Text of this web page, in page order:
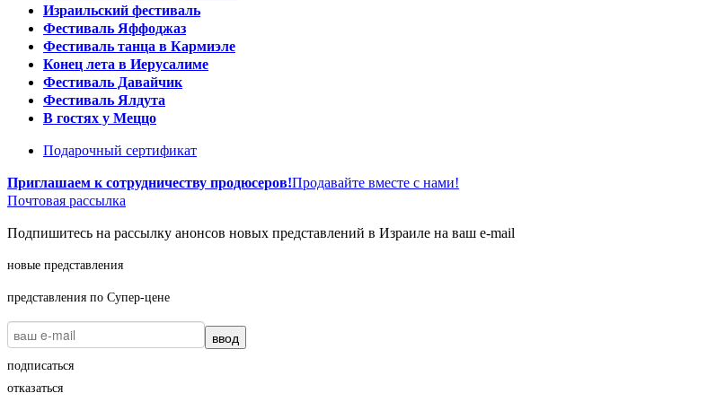
Израильский фестиваль
Фестиваль Яффоджаз
Фестиваль танца в Кармиэле
Конец лета в Иерусалиме
Фестиваль Давайчик
Фестиваль Ялдута
В гостях у Меццо
Подарочный сертификат
Приглашаем к сотрудничеству продюсеров!Продавайте вместе с нами!
Почтовая рассылка
Подпишитесь на рассылку анонсов новых представлений в Израиле на ваш e-mail
новые представления
представления по Супер-цене
ввод
подписаться
отказаться